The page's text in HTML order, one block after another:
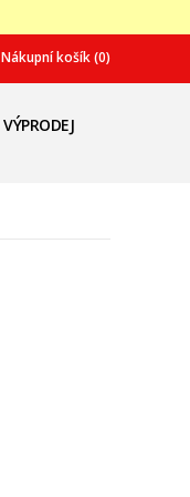
Nákupní košík(0)
VÝPRODEJ